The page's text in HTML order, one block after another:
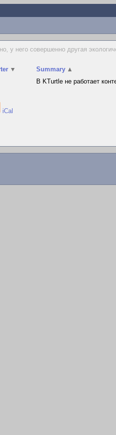
у него совершенно другая
▼ Summary ▲
В KTurtle не работает
iCal